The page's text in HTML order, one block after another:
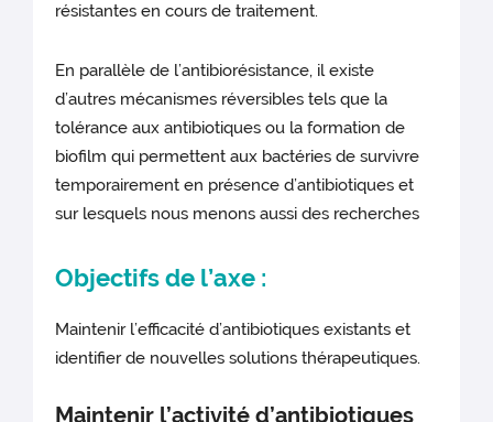
résistantes en cours de traitement.
En parallèle de l’antibiorésistance, il existe
d’autres mécanismes réversibles tels que la
tolérance aux antibiotiques ou la formation de
biofilm qui permettent aux bactéries de survivre
temporairement en présence d’antibiotiques et
sur lesquels nous menons aussi des recherches
Objectifs de l’axe :
Maintenir l’efficacité d’antibiotiques existants et
identifier de nouvelles solutions thérapeutiques.
Maintenir l’activité d’antibiotiques